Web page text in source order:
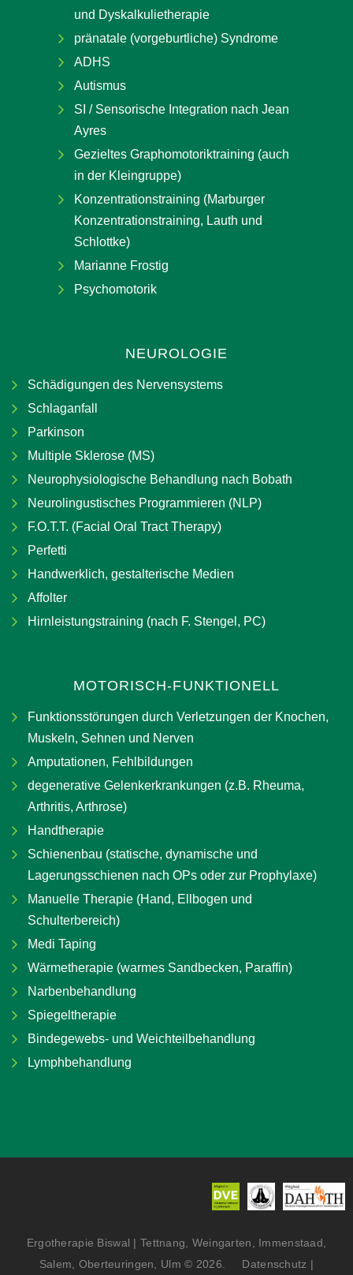
und Dyskalkulietherapie
pränatale (vorgeburtliche) Syndrome
ADHS
Autismus
SI / Sensorische Integration nach Jean
Ayres
Gezieltes Graphomotoriktraining (auch
in der Kleingruppe)
Konzentrationstraining (Marburger
Konzentrationstraining, Lauth und
Schlottke)
Marianne Frostig
Psychomotorik
NEUROLOGIE
Schädigungen des Nervensystems
Schlaganfall
Parkinson
Multiple Sklerose (MS)
Neurophysiologische Behandlung nach Bobath
Neurolingustisches Programmieren (NLP)
F.O.T.T. (Facial Oral Tract Therapy)
Perfetti
Handwerklich, gestalterische Medien
Affolter
Hirnleistungstraining (nach F. Stengel, PC)
MOTORISCH-FUNKTIONELL
Funktionsstörungen durch Verletzungen der Knochen,
Muskeln, Sehnen und Nerven
Amputationen, Fehlbildungen
degenerative Gelenkerkrankungen (z.B. Rheuma,
Arthritis, Arthrose)
Handtherapie
Schienenbau (statische, dynamische und
Lagerungsschienen nach OPs oder zur Prophylaxe)
Manuelle Therapie (Hand, Ellbogen und
Schulterbereich)
Medi Taping
Wärmetherapie (warmes Sandbecken, Paraffin)
Narbenbehandlung
Spiegeltherapie
Bindegewebs- und Weichteilbehandlung
Lymphbehandlung
Ergotherapie Biswal | Tettnang, Weingarten, Immenstaad,
Salem, Oberteuringen, Ulm © 2026 Datenschutz |